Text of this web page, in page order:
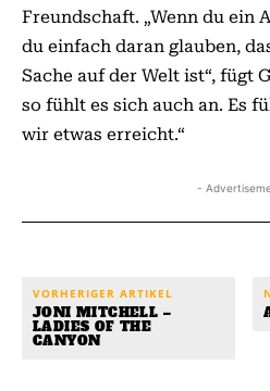
Freundschaft. „Wenn du ein
du einfach daran glauben,
Sache auf der Welt ist“, fügt
so fühlt es sich auch an. Es
wir etwas erreicht.“
-
VORHERIGER ARTIKEL
JONI MITCHELL –
LADIES OF THE
CANYON